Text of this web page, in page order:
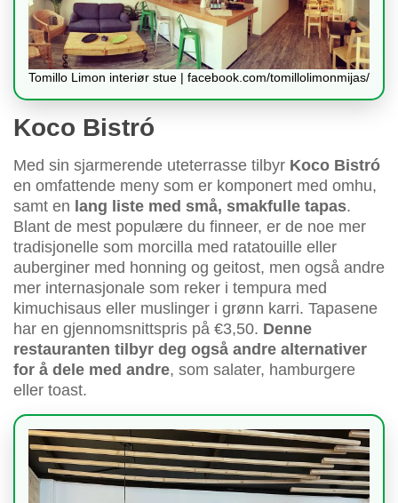
Tomillo Limon interiør stue | facebook.com/tomillolimonmijas/
Koco Bistró
Med sin sjarmerende uteterrasse tilbyr Koco Bistró
en omfattende meny som er komponert med omhu,
samt en lang liste med små, smakfulle tapas.
Blant de mest populære du finneer, er de noe mer
tradisjonelle som morcilla med ratatouille eller
auberginer med honning og geitost, men også andre
mer internasjonale som reker i tempura med
kimuchisaus eller muslinger i grønn karri. Tapasene
har en gjennomsnittspris på €3,50. Denne
restauranten tilbyr deg også andre alternativer
for å dele med andre, som salater, hamburgere
eller toast.